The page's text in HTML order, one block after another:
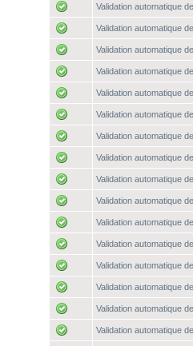
Validation automatique
Validation automatique
Validation automatique
Validation automatique
Validation automatique
Validation automatique
Validation automatique
Validation automatique
Validation automatique
Validation automatique
Validation automatique
Validation automatique
Validation automatique
Validation automatique
Validation automatique
Validation automatique